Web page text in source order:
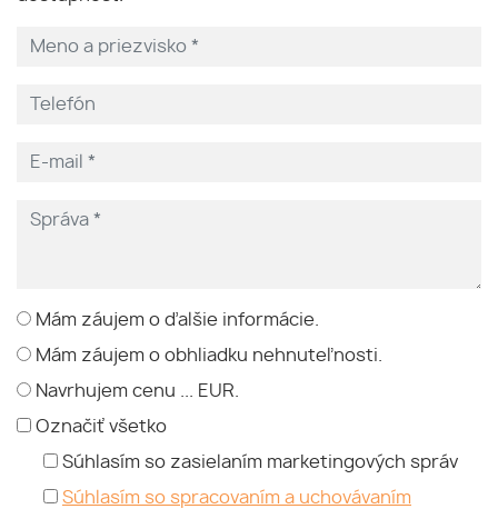
Mám záujem o ďalšie informácie.
Mám záujem o obhliadku nehnuteľnosti.
Navrhujem cenu ... EUR.
Označiť všetko
Súhlasím so zasielaním marketingových správ
Súhlasím so spracovaním a uchovávaním